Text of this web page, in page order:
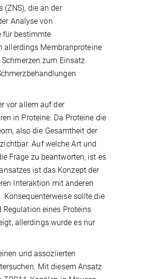
(ZNS), die an der
Analyse von
für bestimmte
allerdings Membranproteine
zum Einsatz
vor allem auf der
in Proteine. Da Proteine die
also die Gesamtheit der
Auf welche Art und
Frage zu beantworten, ist es
ist das Konzept der
Interaktion mit anderen
sollte die
eines Proteins
allerdings wurde es nur
und assoziierten
Mit diesem Ansatz